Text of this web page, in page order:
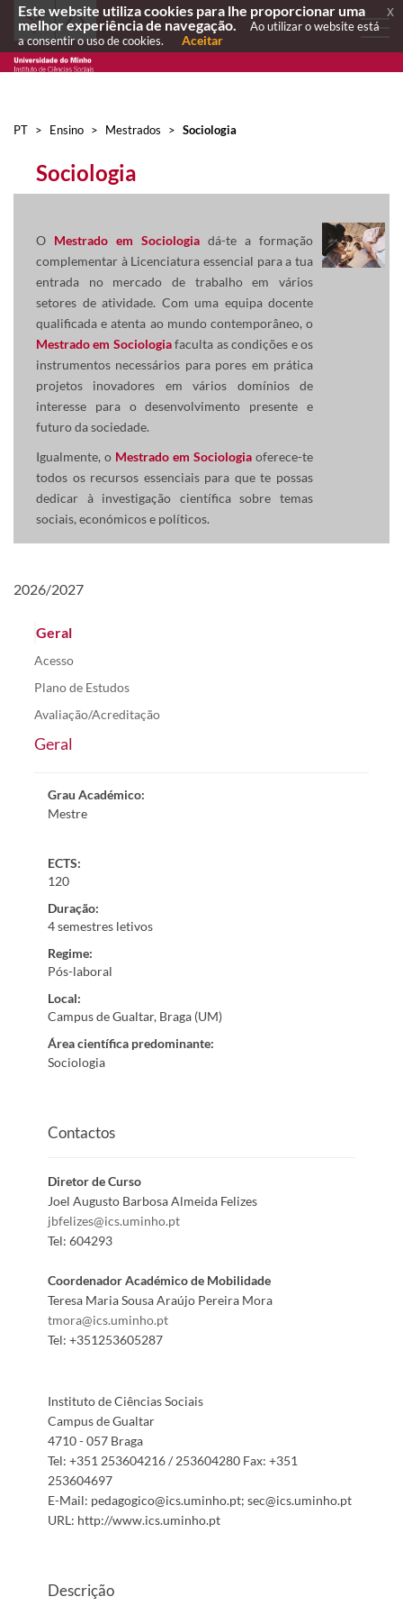
PT > Ensino > Mestrados > Sociologia
Sociologia​
O Mestrado em Sociologia dá-te a formação
complementar à Licenciatura essencial para a tua
entrada no mercado de trabalho em vários
setores de atividade. Com uma equipa docente
qualificada e atenta ao mundo contemporâneo, o
Mestrado em Sociologiafaculta as condições e os
instrumentos necessários para pores em prática
projetos inovadores em vários domínios de
interesse para o desenvolvimento presente e
futuro da sociedade.
Igualmente, o Mestrado em Sociologia oferece-te
todos ​ os recursos essenciais para que te possas
dedicar à investigação científica sobre temas
sociais, económicos e políticos.
2026/2027
Geral
Acesso
Plano de Estudos
Avaliação/Acreditação
Geral
Grau Académico:
Mestre
ECTS:
120
Duração:
4 semestres letivos
Regime:
Pós-laboral
Local:
Campus de Gualtar, Braga (UM)
Área científica predominante:
Sociologia
Contactos
Diretor de Curso
Joel Augusto Barbosa Almeida Felizes
jbfelizes@ics.uminho.pt
Tel: 604293
Coordenador Académico de Mobilidade
Teresa Maria Sousa Araújo Pereira Mora
tmora@ics.uminho.pt
Tel: +351253605287
Instituto de Ciências Sociais
Campus de Gualtar
4710 - 057 Braga
Tel: +351 253604216 / 253604280 Fax: +351
253604697
E-Mail: pedagogico@ics.uminho.pt; sec@ics.uminho.pt
URL: http://www.ics.uminho.pt
Descrição
Este website utiliza cookies para lhe proporcionar uma
melhor experiência de navegação.
Ao utilizar o website está
a consentir o uso de cookies.
Aceitar
x